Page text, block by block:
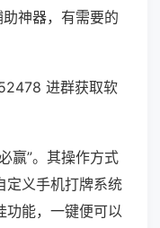
神器，有需要的
进群获取软
赢”。其操作方式
定义手机打牌系统
功能，一键便可以